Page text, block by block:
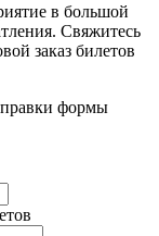
в большой
Свяжитесь
заказ билетов
формы